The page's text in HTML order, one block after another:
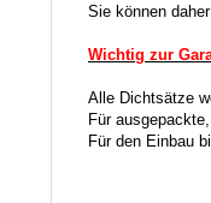
Sie können
Wichtig zur
Alle Dichtsätze
Für
Für den Einbau